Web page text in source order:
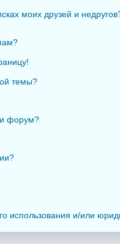
моих друзей и
темы?
форум?
использования и/или